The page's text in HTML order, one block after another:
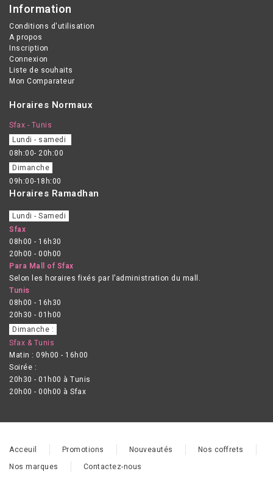
Information
Conditions d'utilisation
A propos
Inscription
Connexion
Liste de souhaits
Mon Comparateur
Horaires Normaux
Sfax - Tunis
Lundi - samedi
08h:00- 20h:00
Dimanche
09h:00-18h:00
Horaires Ramadhan
Lundi - Samedi
Sfax
08h00 - 16h30
20h00 - 00h00
Para Mall of Sfax
Selon les horaires fixés par l’administration du mall.
Tunis
08h00 - 16h30
20h30 - 01h00
Dimanche :
Sfax & Tunis
Matin : 09h00 - 16h00
Soirée :
20h30 - 01h00 à Tunis
20h00 - 00h00 à Sfax
Acceuil Promotions Nouveautés
Nos coffrets
Nos marques
Contactez-nous